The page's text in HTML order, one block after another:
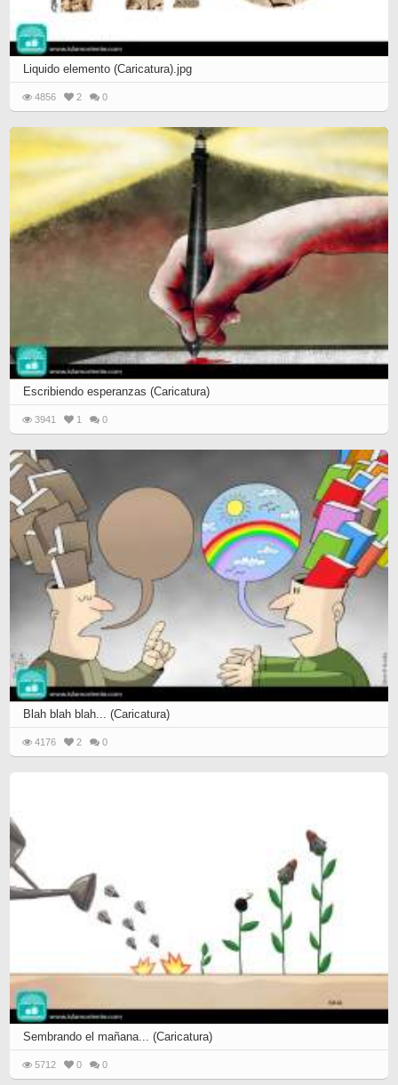
Liquido elemento (Caricatura).jpg
4856 2 0
Escribiendo esperanzas (Caricatura)
3941 1 0
Blah blah blah... (Caricatura)
4176 2 0
Sembrando el mañana... (Caricatura)
5712 0 0